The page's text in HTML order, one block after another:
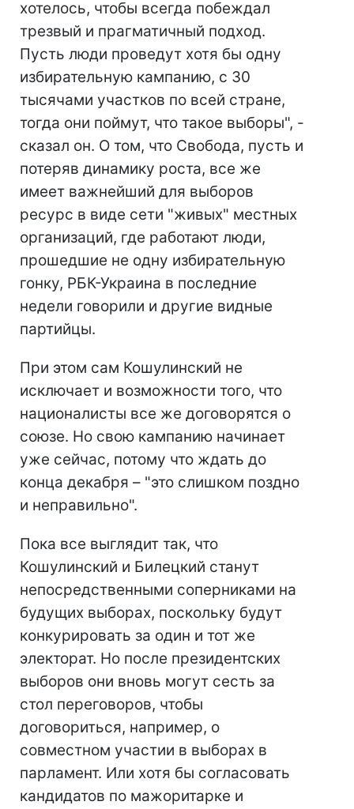
хотелось, чтобы всегда побеждал
трезвый и прагматичный подход.
Пусть люди проведут хотя бы одну
избирательную кампанию, с 30
тысячами участков по всей стране,
тогда они поймут, что такое выборы", -
сказал он. О том, что Свобода, пусть и
потеряв динамику роста, все же
имеет важнейший для выборов
ресурс в виде сети "живых" местных
организаций, где работают люди,
прошедшие не одну избирательную
гонку, РБК-Украина в последние
недели говорили и другие видные
партийцы.
При этом сам Кошулинский не
исключает и возможности того, что
националисты все же договорятся о
союзе. Но свою кампанию начинает
уже сейчас, потому что ждать до
конца декабря – "это слишком поздно
и неправильно".
Пока все выглядит так, что
Кошулинский и Билецкий станут
непосредственными соперниками на
будущих выборах, поскольку будут
конкурировать за один и тот же
электорат. Но после президентских
выборов они вновь могут сесть за
стол переговоров, чтобы
договориться, например, о
совместном участии в выборах в
парламент. Или хотя бы согласовать
кандидатов по мажоритарке и